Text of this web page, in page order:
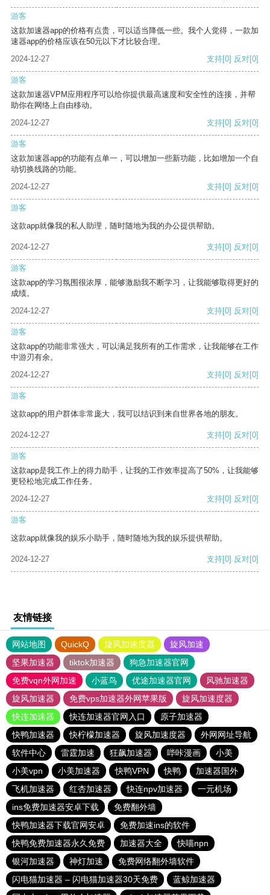
游客
这款加速器app的价格有点贵，可以适当降低一些。我个人觉得，一款加
速器app的价格应该在50元以下才比较合理。
2024-12-27
支持[0] 反对[0]
游客
这款加速器VPM应用程序可以给你提供最高速度和安全性的连接，并帮
助你在网络上自由移动。
2024-12-27
支持[0] 反对[0]
游客
这款加速器app的功能有点单一，可以增加一些新功能，比如增加一个自
动切换线路的功能。
2024-12-27
支持[0] 反对[0]
游客
这款app就像我的私人助理，随时随地为我的办公提供帮助。
2024-12-27 支持[0] 反对[0]
游客
这款app的学习氛围很浓厚，能够激励我不断学习，让我能够取得更好的
成绩。
2024-12-27
支持[0] 反对[0]
游客
这款app的功能非常强大，可以满足我所有的工作需求，让我能够在工作
中游刃有余。
2024-12-27
支持[0] 反对[0]
游客
这款app的用户群体非常庞大，我可以结识到来自世界各地的朋友。
2024-12-27 支持[0] 反对[0]
游客
这款app是我工作上的得力助手，让我的工作效率提高了50%，让我能够
更轻松地完成工作任务。
2024-12-27
支持[0] 反对[0]
游客
这款app就像我的娱乐小助手，随时随地为我的娱乐提供帮助。
2024-12-27 支持[0] 反对[0]
友情链接
网站地图 QuickQ 旋风加速度器
旋风加速
坚果加速器
tiktok加速器
狗急加速器官网
免费vqn外网加速
小蓝鸟 优途加速器官网
风驰加速器
旋风加速器
免费vps加速器外网苹果版
旋风加速度器
快连加速器
快连加速器官网入口
原子加速器
快鸭加速器
快柠檬加速器 旋风加速度器
外网网址导航
软件中心
雷霆加速 狂飙加速器 哔咔漫画
小美
小美vpn
小美加速器 快鸭VPN 快鸭
加速器国外
飞机加速器
红杏加速器 快连npv加速器
一元机场
ins免费加速器安卓下载
免费翻外墙
快鸭加速器下载官网安卓
免费加速ins的软件
快鸭免费加速器永久免费
加速器大全
快喵npn
银河加速器
神灯加速
免费网络翻外墙软件
闪电猫加速器 – 闪电猫加速器30天免费
蓝鲸加速器